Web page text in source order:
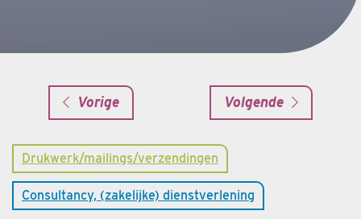
Vorige Volgende
Drukwerk/mailings/verzendingen
Consultancy, (zakelijke) dienstverlening